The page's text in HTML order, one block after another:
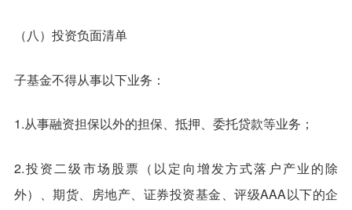
（八）投资负面清单
子基金不得从事以下业务：
1.从事融资担保以外的担保、抵押、委托贷款等业务；
2.投资二级市场股票（以定向增发方式落户产业的除
外）、期货、房地产、证券投资基金、评级AAA以下的企